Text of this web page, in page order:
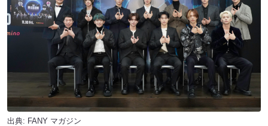
出典: FANY マガジン